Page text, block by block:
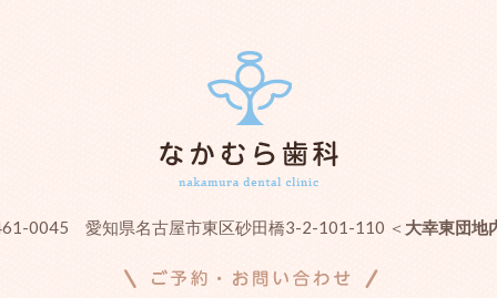
0045 愛知県名古屋市東区砂田橋3-2-101-110 ＜ 大幸東団地